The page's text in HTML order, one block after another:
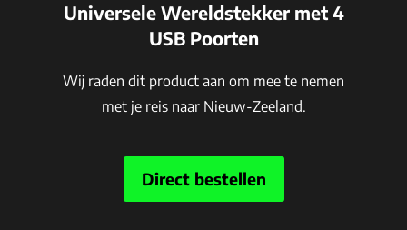
Universele Wereldstekker met 4
USB Poorten
Wij raden dit product aan om mee te nemen
met je reis naar Nieuw-Zeeland.
Direct bestellen